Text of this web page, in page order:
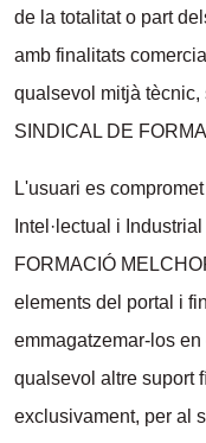
de la totalitat o part
amb finalitats
qualsevol mitjà
SINDICAL DE
L'usuari es
Intel·lectual i
FORMACIÓ
elements del portal i
emmagatzemar-los
qualsevol altre suport
exclusivament, per al